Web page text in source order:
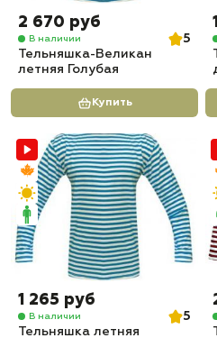
2 670 руб
В наличии
5
Тельняшка-Великан
летняя Голубая
Купить
1 265 руб
В наличии
5
Тельняшка летняя